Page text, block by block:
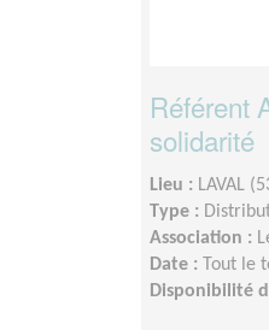
Référent
solidarité
Lieu : LAVAL
Type :
Association :
Date : Tout le
Disponibilité